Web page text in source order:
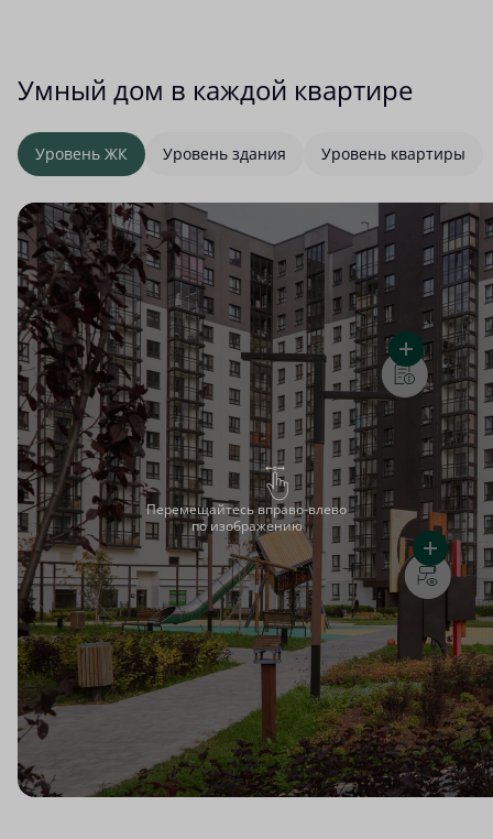
Умный дом в каждой квартире
Уровень ЖК Уровень здания Уровень квартиры
Перемещайтесь вправо-влево
по изображению